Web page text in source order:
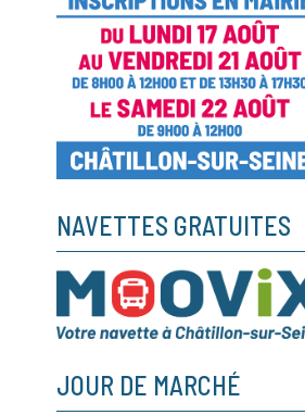
NAVETTES GRATUITES
JOUR DE MARCHÉ